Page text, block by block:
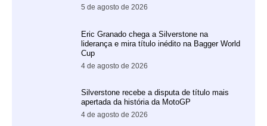
5 de agosto de 2026
Eric Granado chega a Silverstone na
liderança e mira título inédito na Bagger World
Cup
4 de agosto de 2026
Silverstone recebe a disputa de título mais
apertada da história da MotoGP
4 de agosto de 2026